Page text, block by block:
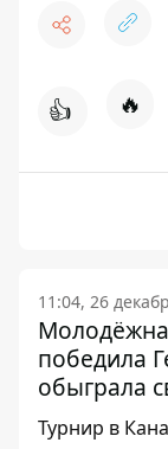
👍 🔥
11:04, 26
победила
обыграла
Турнир в